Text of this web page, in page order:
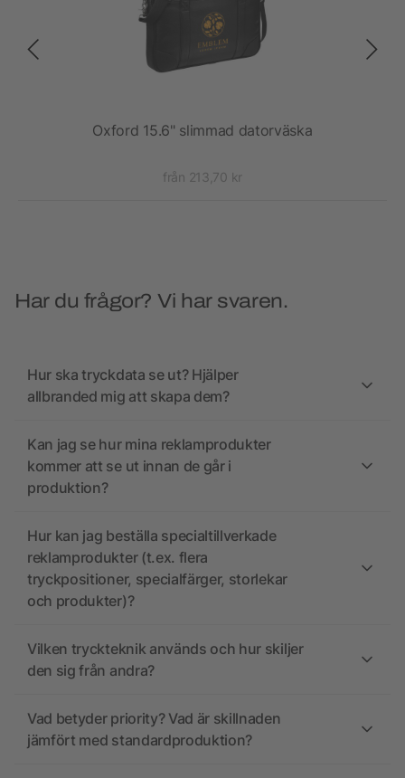
Oxford 15.6" slimmad datorväska
från 213,70 kr
Har du frågor? Vi har svaren.
Hur ska tryckdata se ut? Hjälper
allbranded mig att skapa dem?
Kan jag se hur mina reklamprodukter
kommer att se ut innan de går i
produktion?
Hur kan jag beställa specialtillverkade
reklamprodukter (t.ex. flera
tryckpositioner, specialfärger, storlekar
och produkter)?
Vilken tryckteknik används och hur skiljer
den sig från andra?
Vad betyder priority? Vad är skillnaden
jämfört med standardproduktion?